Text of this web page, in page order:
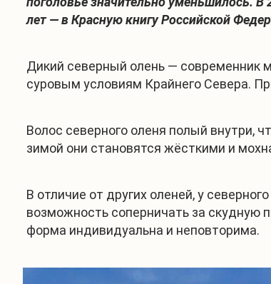
лет — в Красную книгу Российской
Дикий северный олень — современник
суровым условиям Крайнего Севера.
Волос северного оленя полый внутри,
зимой они становятся жёсткими и
В отличие от других оленей, у
возможность соперничать за скудную
форма индивидуальна и неповторима.